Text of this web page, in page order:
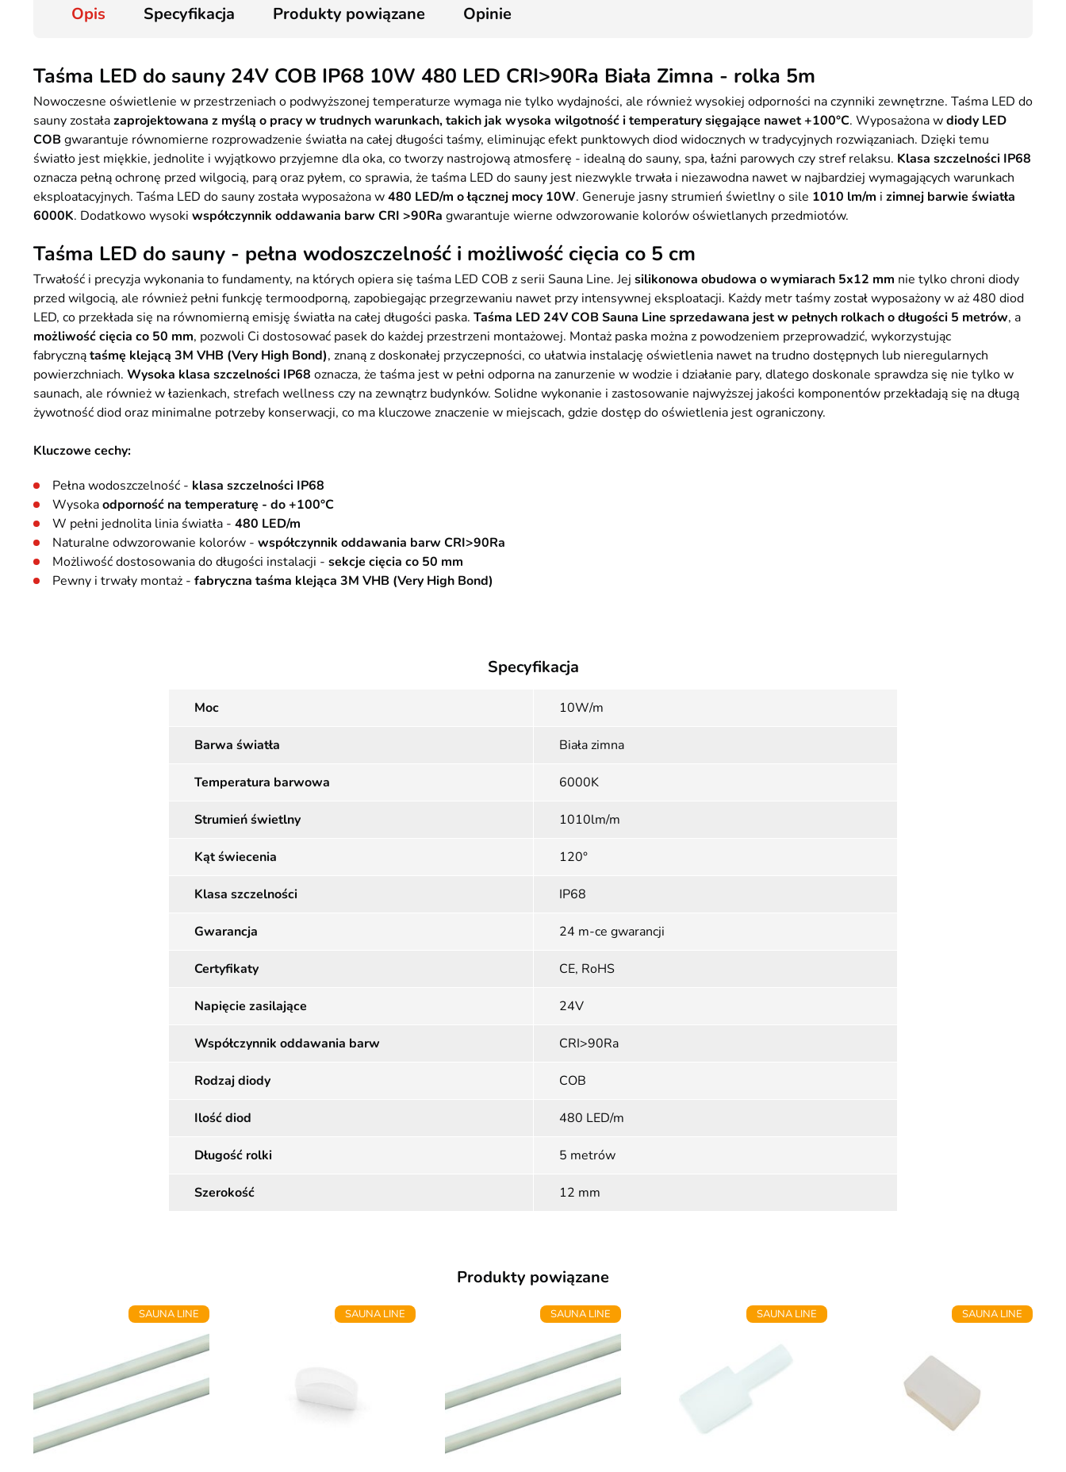
Opis Specyfikacja Produkty powiązane Opinie
Taśma LED do sauny 24V COB IP68 10W 480 LED CRI>90Ra Biała Zimna - rolka 5m
Nowoczesne oświetlenie w przestrzeniach o podwyższonej temperaturze wymaga nie tylko wydajności, ale również wysokiej odporności na czynniki zewnętrzne. Taśma LED do
sauny zostałazaprojektowana z myślą o pracy w trudnych warunkach, takich jak wysoka wilgotność i temperatury sięgające nawet +100°C. Wyposażona wdiody LED
COBgwarantuje równomierne rozprowadzenie światła na całej długości taśmy, eliminując efekt punktowych diod widocznych w tradycyjnych rozwiązaniach. Dzięki temu
światło jest miękkie, jednolite i wyjątkowo przyjemne dla oka, co tworzy nastrojową atmosferę - idealną do sauny, spa, łaźni parowych czy stref relaksu. Klasa szczelności IP68
oznacza pełną ochronę przed wilgocią, parą oraz pyłem, co sprawia, że taśma LED do sauny jest niezwykle trwała i niezawodna nawet w najbardziej wymagających warunkach
eksploatacyjnych. Taśma LED do sauny została wyposażona w480 LED/m o łącznej mocy 10W. Generuje jasny strumień świetlny o sile 1010 lm/m i zimnej barwie światła
6000K. Dodatkowo wysoki współczynnik oddawania barw CRI >90Ra gwarantuje wierne odwzorowanie kolorów oświetlanych przedmiotów.
Taśma LED do sauny - pełna wodoszczelność i możliwość cięcia co 5 cm
Trwałość i precyzja wykonania to fundamenty, na których opiera się taśma LED COB z serii Sauna Line. Jej silikonowa obudowa o wymiarach 5x12 mm nie tylko chroni diody
przed wilgocią, ale również pełni funkcję termoodporną, zapobiegając przegrzewaniu nawet przy intensywnej eksploatacji. Każdy metr taśmy został wyposażony w aż 480 diod
LED, co przekłada się na równomierną emisję światła na całej długości paska. Taśma LED 24V COB Sauna Line sprzedawana jest w pełnych rolkach o długości 5 metrów, a
możliwość cięcia co 50 mm, pozwoli Ci dostosować pasek do każdej przestrzeni montażowej. Montaż paska można z powodzeniem przeprowadzić, wykorzystując
fabrycznątaśmę klejącą 3M VHB (Very High Bond), znaną z doskonałej przyczepności, co ułatwia instalację oświetlenia nawet na trudno dostępnych lub nieregularnych
powierzchniach. Wysoka klasa szczelności IP68 oznacza, że taśma jest w pełni odporna na zanurzenie w wodzie i działanie pary, dlatego doskonale sprawdza się nie tylko w
saunach, ale również w łazienkach, strefach wellness czy na zewnątrz budynków. Solidne wykonanie i zastosowanie najwyższej jakości komponentów przekładają się na długą
żywotność diod oraz minimalne potrzeby konserwacji, co ma kluczowe znaczenie w miejscach, gdzie dostęp do oświetlenia jest ograniczony.
Kluczowe cechy:
Pełna wodoszczelność - klasa szczelności IP68
Wysokaodporność na temperaturę - do +100°C
W pełni jednolita linia światła - 480 LED/m
Naturalne odwzorowanie kolorów - współczynnik oddawania barw CRI>90Ra
Możliwość dostosowania do długości instalacji - sekcje cięcia co 50 mm
Pewny i trwały montaż - fabryczna taśma klejąca 3M VHB (Very High Bond)
Specyfikacja
Moc 10W/m
Barwa światła Biała zimna
Temperatura barwowa 6000K
Strumień świetlny 1010lm/m
Kąt świecenia 120°
Klasa szczelności IP68
Gwarancja 24 m-ce gwarancji
Certyfikaty CE, RoHS
Napięcie zasilające 24V
Współczynnik oddawania barw CRI>90Ra
Rodzaj diody COB
Ilość diod 480 LED/m
Długość rolki 5 metrów
Szerokość 12 mm
Produkty powiązane
SAUNA LINE SAUNA LINE SAUNA LINE SAUNA LINE SAUNA LINE